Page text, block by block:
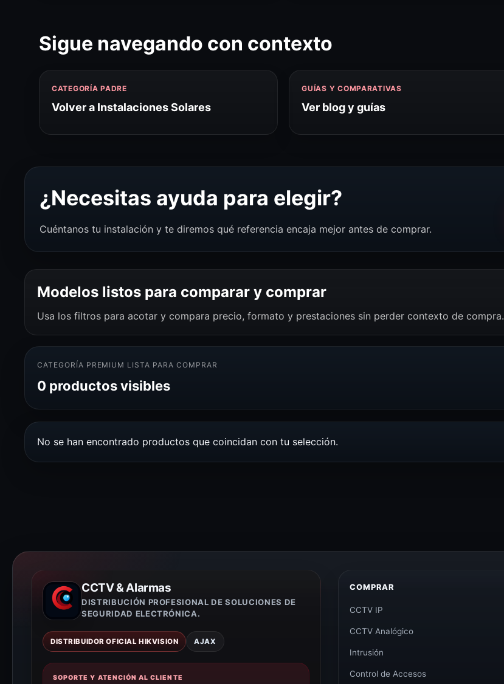
Sigue navegando con contexto
CATEGORÍA PADRE
Volver a Instalaciones Solares
GUÍAS Y COMPARATIVAS
Ver blog y guías
¿Necesitas ayuda para elegir?
Cuéntanos tu instalación y te diremos qué referencia encaja mejor antes de comprar.
Modelos listos para comparar y comprar
Usa los filtros para acotar y compara precio, formato y prestaciones sin perder contexto de compra.
CATEGORÍA PREMIUM LISTA PARA COMPRAR
0 productos visibles
No se han encontrado productos que coincidan con tu selección.
CCTV & Alarmas
DISTRIBUCIÓN PROFESIONAL DE SOLUCIONES DE
SEGURIDAD ELECTRÓNICA.
DISTRIBUIDOR OFICIAL HIKVISION AJAX
SOPORTE Y ATENCIÓN AL CLIENTE
COMPRAR
CCTV IP
CCTV Analógico
Intrusión
Control de Accesos